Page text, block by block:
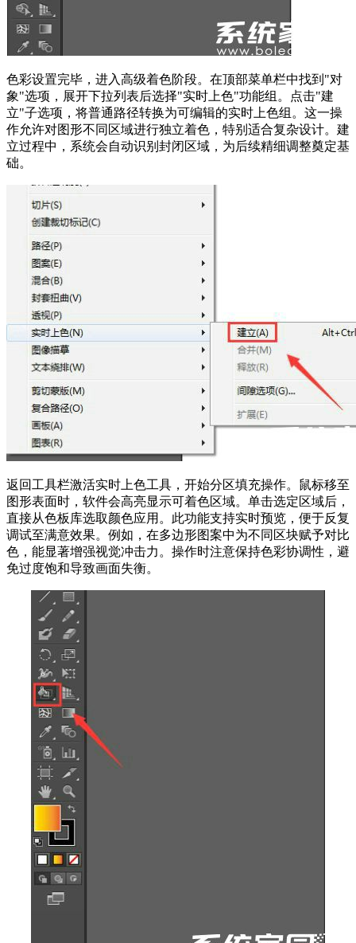
色彩设置完毕，进入高级着色阶段。在顶部菜单栏中找到"对
象"选项，展开下拉列表后选择"实时上色"功能组。点击"建
立"子选项，将普通路径转换为可编辑的实时上色组。这一操
作允许对图形不同区域进行独立着色，特别适合复杂设计。建
立过程中，系统会自动识别封闭区域，为后续精细调整奠定基
础。
返回工具栏激活实时上色工具，开始分区填充操作。鼠标移至
图形表面时，软件会高亮显示可着色区域。单击选定区域后，
直接从色板库选取颜色应用。此功能支持实时预览，便于反复
调试至满意效果。例如，在多边形图案中为不同区块赋予对比
色，能显著增强视觉冲击力。操作时注意保持色彩协调性，避
免过度饱和导致画面失衡。